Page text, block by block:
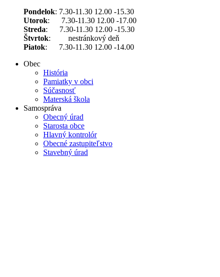
Pondelok: 7.30-11.30 12.00 -15.30
Utorok: 7.30-11.30 12.00 -17.00
Streda: 7.30-11.30 12.00 -15.30
Štvrtok: nestránkový deň
Piatok: 7.30-11.30 12.00 -14.00
Obec
História
Pamiatky v obci
Súčasnosť
Materská škola
Samospráva
Obecný úrad
Starosta obce
Hlavný kontrolór
Obecné zastupiteľstvo
Stavebný úrad